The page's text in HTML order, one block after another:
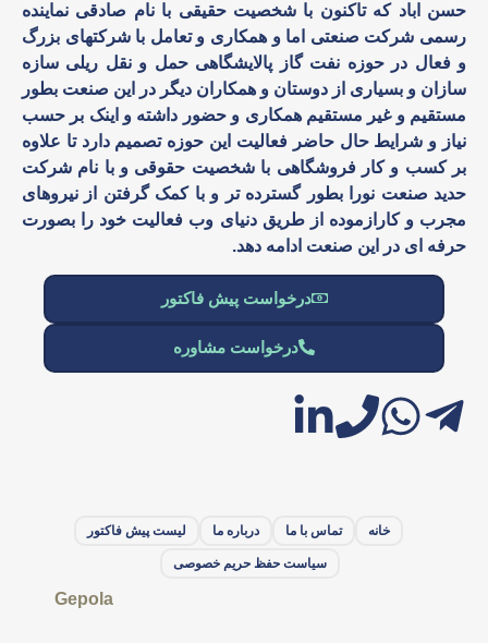
حسن اباد که تاکنون با شخصیت حقیقی با نام صادقی نماینده
رسمی شرکت صنعتی اما و همکاری و تعامل با شرکتهای بزرگ
و فعال در حوزه نفت گاز پالایشگاهی حمل و نقل ریلی سازه
سازان و بسیاری از دوستان و همکاران دیگر در این صنعت بطور
مستقیم و غیر مستقیم همکاری و حضور داشته و اینک بر حسب
نیاز و شرایط حال حاضر فعالیت این حوزه تصمیم دارد تا علاوه
بر کسب و کار فروشگاهی با شخصیت حقوقی و با نام شرکت
حدید صنعت نورا بطور گسترده تر و با کمک گرفتن از نیروهای
مجرب و کارازموده از طریق دنیای وب فعالیت خود را بصورت
حرفه ای در این صنعت ادامه دهد.
درخواست پیش فاکتور
درخواست مشاوره
خانه تماس با ما درباره ما لیست پیش فاکتور
سیاست حفظ حریم خصوصی
Gepola